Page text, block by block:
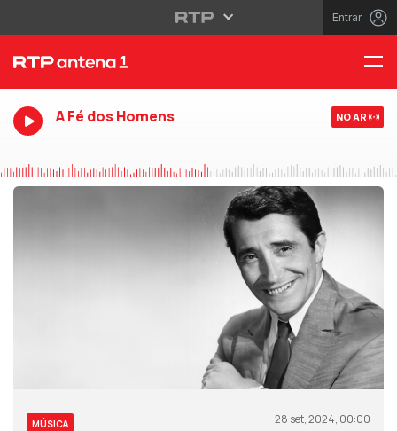
Entrar
A Fé dos Homens NO AR
MÚSICA 28 set, 2024, 00:00